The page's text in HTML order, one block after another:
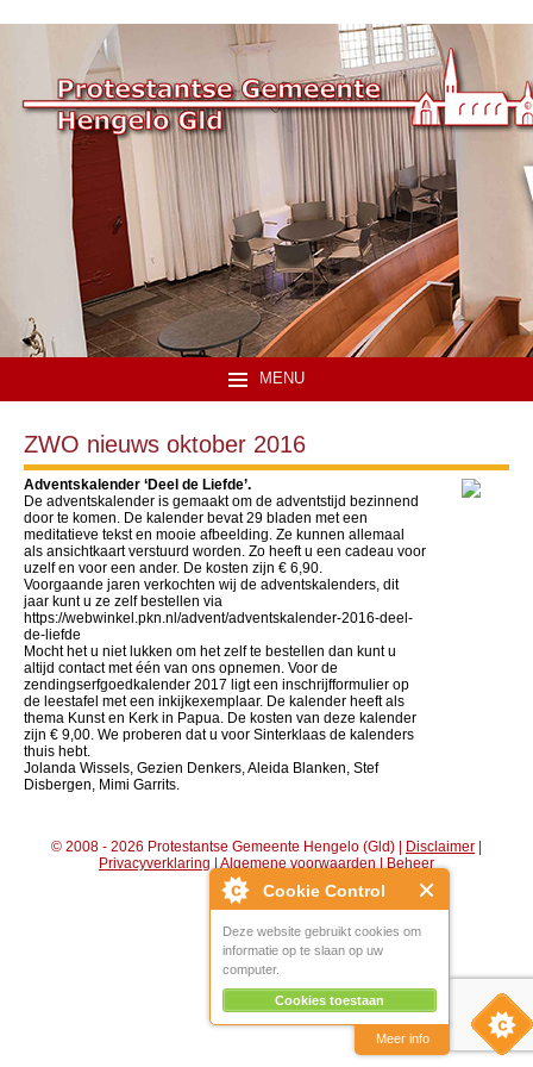
Cookie Control
Deze website gebruikt cookies om
informatie op te slaan op uw
computer.
Cookies toestaan
Meer info
MENU
ZWO nieuws oktober 2016
Adventskalender ‘Deel de Liefde’.
De adventskalender is gemaakt om de adventstijd bezinnend
door te komen. De kalender bevat 29 bladen met een
meditatieve tekst en mooie afbeelding. Ze kunnen allemaal
als ansichtkaart verstuurd worden. Zo heeft u een cadeau voor
uzelf en voor een ander. De kosten zijn € 6,90.
Voorgaande jaren verkochten wij de adventskalenders, dit
jaar kunt u ze zelf bestellen via
https://webwinkel.pkn.nl/advent/adventskalender-2016-deel-
de-liefde
Mocht het u niet lukken om het zelf te bestellen dan kunt u
altijd contact met één van ons opnemen. Voor de
zendingserfgoedkalender 2017 ligt een inschrijfformulier op
de leestafel met een inkijkexemplaar. De kalender heeft als
thema Kunst en Kerk in Papua. De kosten van deze kalender
zijn € 9,00. We proberen dat u voor Sinterklaas de kalenders
thuis hebt.
Jolanda Wissels, Gezien Denkers, Aleida Blanken, Stef
Disbergen, Mimi Garrits.
© 2008 - 2026 Protestantse Gemeente Hengelo (Gld) | Disclaimer |
Privacyverklaring |Algemene voorwaarden | Beheer